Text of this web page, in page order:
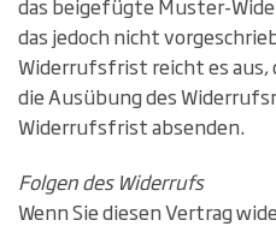
das beigefügte Muster-
das jedoch nicht
Widerrufsfrist reicht es aus,
die Ausübung des
Widerrufsfrist absenden.
Folgen des Widerrufs
Wenn Sie diesen Vertrag